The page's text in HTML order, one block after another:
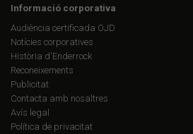
Informació corporativa
Audiència certificada OJD
Notícies corporatives
Història d'Enderrock
Reconeixements
Publicitat
Contacta amb nosaltres
Avís legal
Política de privacitat